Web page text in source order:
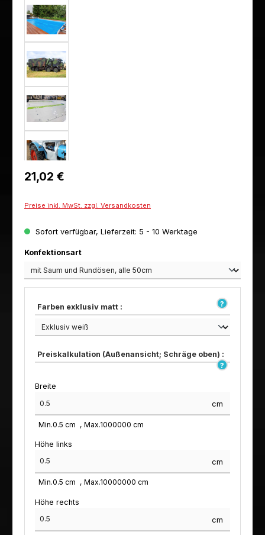
Regulärer Preis:
21,02 €
Preise inkl. MwSt. zzgl. Versandkosten
Sofort verfügbar, Lieferzeit: 5 - 10 Werktage
Konfektionsartauswählen
Farben exklusiv matt :
Preiskalkulation (Außenansicht; Schräge oben) :
Breite
cm
Min.0.5 cm Max.1000000 cm
Höhe links
cm
Min.0.5 cm Max.10000000 cm
Höhe rechts
cm